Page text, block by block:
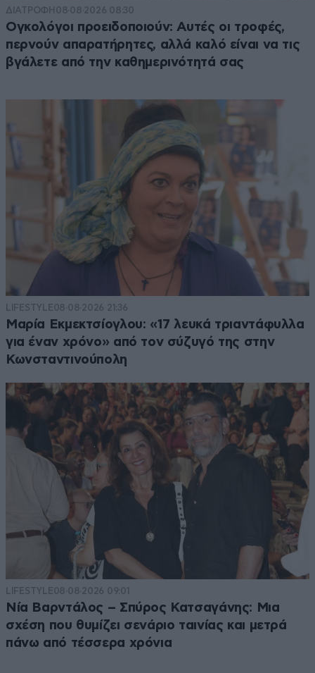
ΔΙΑΤΡΟΦΗ 08·08·2026 08:30
Ογκολόγοι προειδοποιούν: Αυτές οι τροφές,
περνούν απαρατήρητες, αλλά καλό είναι να τις
βγάλετε από την καθημερινότητά σας
LIFESTYLE08·08·2026 21:36
Μαρία Εκμεκτσίογλου: «17 λευκά τριαντάφυλλα
για έναν χρόνο» από τον σύζυγό της στην
Κωνσταντινούπολη
LIFESTYLE08·08·2026 09:01
Νία Βαρντάλος – Σπύρος Κατσαγάνης: Μια
σχέση που θυμίζει σενάριο ταινίας και μετρά
πάνω από τέσσερα χρόνια